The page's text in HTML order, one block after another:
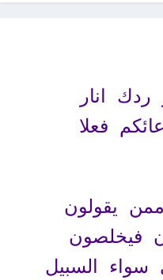
ردك انار
فعلا
يقولون
فيخلصون
سواء السبيل